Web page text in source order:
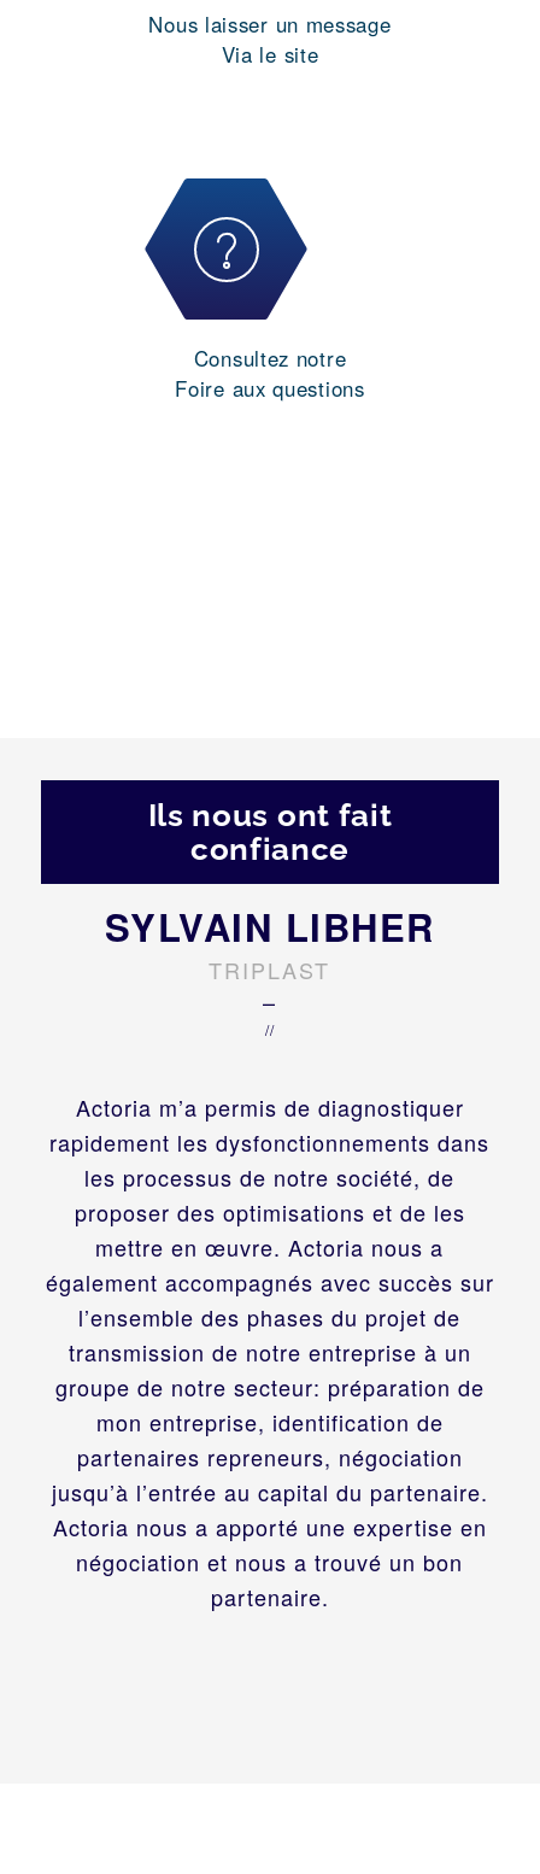
Nous laisser un message
Via le site
Consultez notre
Foire aux questions
Ils nous ont fait
confiance
Actoria m’a permis de diagnostiquer
rapidement les dysfonctionnements dans
les processus de notre société, de
proposer des optimisations et de les
mettre en œuvre. Actoria nous a
également accompagnés avec succès sur
l’ensemble des phases du projet de
transmission de notre entreprise à un
groupe de notre secteur: préparation de
mon entreprise, identification de
partenaires repreneurs, négociation
jusqu’à l’entrée au capital du partenaire.
Actoria nous a apporté une expertise en
négociation et nous a trouvé un bon
partenaire.
SYLVAIN LIBHER
TRIPLAST
–
//